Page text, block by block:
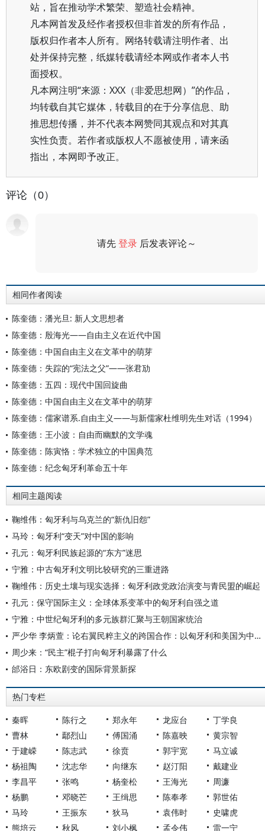
站，旨在推动学术繁荣、塑造社会精神。
凡本网首发及经作者授权但非首发的所有作品，
版权归作者本人所有。网络转载请注明作者、出
处并保持完整，纸媒转载请经本网或作者本人书
面授权。
凡本网注明“来源：XXX（非爱思想网）”的作品，
均转载自其它媒体，转载目的在于分享信息、助
推思想传播，并不代表本网赞同其观点和对其真
实性负责。若作者或版权人不愿被使用，请来函
指出，本网即予改正。
评论（0）
请先登录 后发表评论～
相同作者阅读
陈奎德：潘光旦: 新人文思想者
陈奎德：殷海光——自由主义在近代中国
陈奎德：中国自由主义在文革中的萌芽
陈奎德：失踪的“宪法之父”——张君劢
陈奎德：五四：现代中国回旋曲
陈奎德：中国自由主义在文革中的萌芽
陈奎德：儒家谱系.自由主义——与新儒家杜维明先生对话（1994）
陈奎德：王小波：自由而幽默的文学魂
陈奎德：陈寅恪：学术独立的中国典范
陈奎德：纪念匈牙利革命五十年
相同主题阅读
鞠维伟：匈牙利与乌克兰的“新仇旧怨”
马玲：匈牙利“变天”对中国的影响
孔元：匈牙利民族起源的“东方”迷思
宁雅：中古匈牙利文明比较研究的三重进路
鞠维伟：历史土壤与现实选择：匈牙利政党政治演变与青民盟的崛起
孔元：保守国际主义：全球体系变革中的匈牙利自强之道
宁雅：中世纪匈牙利的多元族群汇聚与王朝国家统治
严少华 李炳萱：论右翼民粹主义的跨国合作：以匈牙利和美国为中心的考察
周少来：“民主”棍子打向匈牙利暴露了什么
邰浴日：东欧剧变的国际背景新探
热门专栏
秦晖 陈行之 郑永年 龙应台
丁学良
曹林
鄢烈山 傅国涌 陈嘉映
黄宗智
于建嵘
陈志武 徐贲 郭宇宽
马立诚
杨祖陶
沈志华 向继东 赵汀阳
戴建业
李昌平
张鸣 杨奎松 王海光
周濂
杨鹏
邓晓芒 王缉思 陈奉孝
郭世佑
马玲
王振东 狄马 袁伟时
史啸虎
熊培云
秋风 刘小枫 孟令伟 雷一宁